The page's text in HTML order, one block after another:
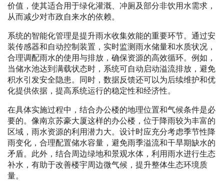
价值，使其适合用于绿化灌溉、冲厕及部分非饮用水需求，
从而减少对市政自来水的依赖。
系统的智能化管理是提升雨水收集效能的重要环节。通过安
装传感器和自动控制装置，实时监测雨水储量和水质状况，
合理调配雨水的使用与排放，确保资源的高效循环。例如，
当储水池达到满载状态时，系统可自动启动溢流排放，避免
积水引发安全隐患。同时，数据反馈还可以为后续维护和优
化提供依据，提高系统运行的稳定性和经济性。
在具体实施过程中，结合办公楼的地理位置和气候条件是必
要的。像南京苏豪大厦这样的办公楼，位于降雨较为丰富的
区域，雨水资源的利用潜力大。设计时应充分考虑季节性降
雨变化，合理配置储水容量，避免雨季溢流和干旱期缺水的
矛盾。此外，结合周边绿地和景观水体，利用雨水进行生态
补水，有助于改善楼宇周边微气候，提升整体生态环境质
量。